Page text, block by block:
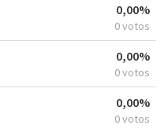
0,00%
0 votos
0,00%
0 votos
0,00%
0 votos